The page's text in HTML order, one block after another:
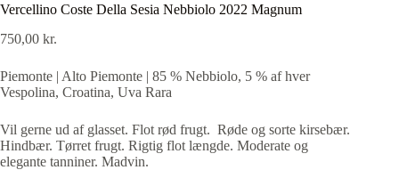
Vercellino Coste Della Sesia Nebbiolo 2022 Magnum
750,00 kr.
Piemonte | Alto Piemonte | 85 % Nebbiolo, 5 % af hver
Vespolina, Croatina, Uva Rara
Vil gerne ud af glasset. Flot rød frugt. Røde og sorte kirsebær.
Hindbær. Tørret frugt. Rigtig flot længde. Moderate og
elegante tanniner. Madvin.